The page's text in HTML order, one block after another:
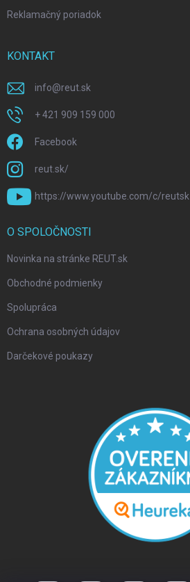
Reklamačný poriadok
KONTAKT
info@reut.sk
+ 421 909 159 000
Facebook
reut.sk/
https://www.youtube.com/c/reutsk
O SPOLOČNOSTI
Novinka na stránke REUT.sk
Obchodné podmienky
Spolupráca
Ochrana osobných údajov
Darčekové poukazy